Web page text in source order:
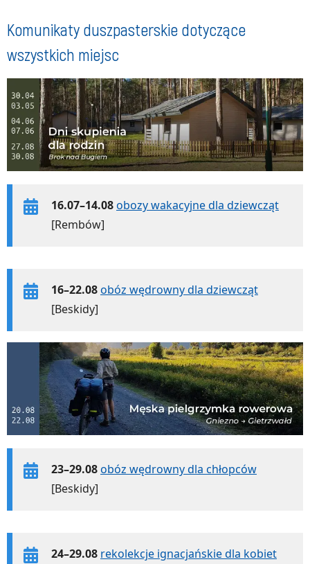
Komunikaty duszpasterskie dotyczące
wszystkich miejsc
16.07–14.08obozy wakacyjne dla dziewcząt
[Rembów]
16–22.08obóz wędrowny dla dziewcząt
[Beskidy]
23–29.08obóz wędrowny dla chłopców
[Beskidy]
24–29.08 rekolekcje ignacjańskie dla kobiet